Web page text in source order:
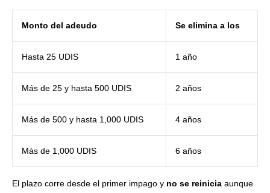
Monto del adeudo Se elimina a los
Hasta 25 UDIS 1 año
Más de 25 y hasta 500 UDIS 2 años
Más de 500 y hasta 1,000 UDIS 4 años
Más de 1,000 UDIS 6 años
El plazo corre desde el primer impago y no se reinicia aunque